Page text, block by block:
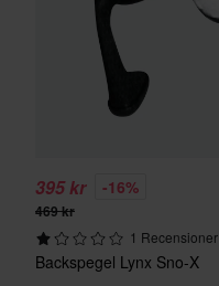
395 kr -16%
469 kr
1 Recensioner
Backspegel Lynx Sno-X